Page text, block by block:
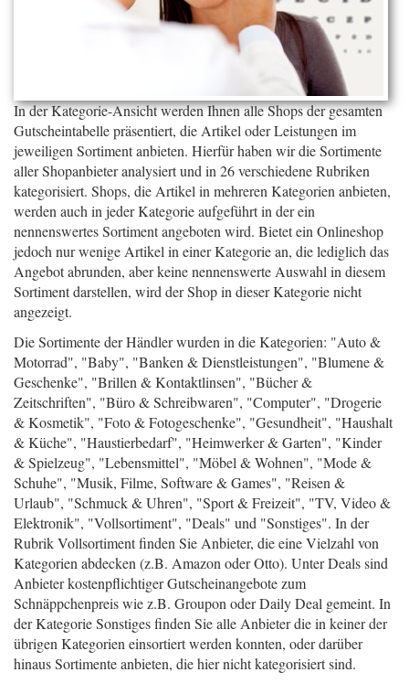
In der Kategorie-Ansicht werden Ihnen alle Shops der gesamten
Gutscheintabelle präsentiert, die Artikel oder Leistungen im
jeweiligen Sortiment anbieten. Hierfür haben wir die Sortimente
aller Shopanbieter analysiert und in 26 verschiedene Rubriken
kategorisiert. Shops, die Artikel in mehreren Kategorien anbieten,
werden auch in jeder Kategorie aufgeführt in der ein
nennenswertes Sortiment angeboten wird. Bietet ein Onlineshop
jedoch nur wenige Artikel in einer Kategorie an, die lediglich das
Angebot abrunden, aber keine nennenswerte Auswahl in diesem
Sortiment darstellen, wird der Shop in dieser Kategorie nicht
angezeigt.
Die Sortimente der Händler wurden in die Kategorien: "Auto &
Motorrad", "Baby", "Banken & Dienstleistungen", "Blumene &
Geschenke", "Brillen & Kontaktlinsen", "Bücher &
Zeitschriften", "Büro & Schreibwaren", "Computer", "Drogerie
& Kosmetik", "Foto & Fotogeschenke", "Gesundheit", "Haushalt
& Küche", "Haustierbedarf", "Heimwerker & Garten", "Kinder
& Spielzeug", "Lebensmittel", "Möbel & Wohnen", "Mode &
Schuhe", "Musik, Filme, Software & Games", "Reisen &
Urlaub", "Schmuck & Uhren", "Sport & Freizeit", "TV, Video &
Elektronik", "Vollsortiment", "Deals" und "Sonstiges". In der
Rubrik Vollsortiment finden Sie Anbieter, die eine Vielzahl von
Kategorien abdecken (z.B. Amazon oder Otto). Unter Deals sind
Anbieter kostenpflichtiger Gutscheinangebote zum
Schnäppchenpreis wie z.B. Groupon oder Daily Deal gemeint. In
der Kategorie Sonstiges finden Sie alle Anbieter die in keiner der
übrigen Kategorien einsortiert werden konnten, oder darüber
hinaus Sortimente anbieten, die hier nicht kategorisiert sind.